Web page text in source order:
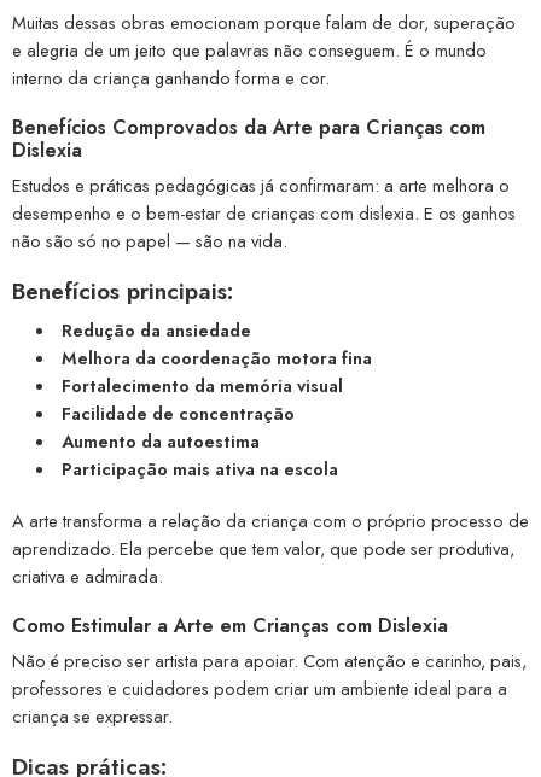
Muitas dessas obras emocionam porque falam de dor, superação
e alegria de um jeito que palavras não conseguem. É o mundo
interno da criança ganhando forma e cor.
Benefícios Comprovados da Arte para Crianças com
Dislexia
Estudos e práticas pedagógicas já confirmaram: a arte melhora o
desempenho e o bem-estar de crianças com dislexia. E os ganhos
não são só no papel — são na vida.
Benefícios principais:
Redução da ansiedade
Melhora da coordenação motora fina
Fortalecimento da memória visual
Facilidade de concentração
Aumento da autoestima
Participação mais ativa na escola
A arte transforma a relação da criança com o próprio processo de
aprendizado. Ela percebe que tem valor, que pode ser produtiva,
criativa e admirada.
Como Estimular a Arte em Crianças com Dislexia
Não é preciso ser artista para apoiar. Com atenção e carinho, pais,
professores e cuidadores podem criar um ambiente ideal para a
criança se expressar.
Dicas práticas: